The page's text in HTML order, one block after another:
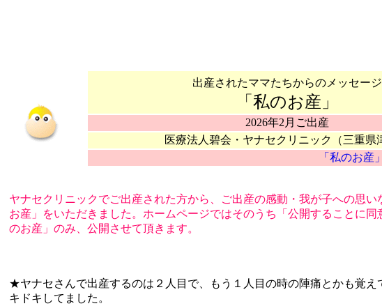
出産されたママたちからのメッセージ
「私のお産」
2026年2月ご出産
医療法人碧会・ヤナセクリニック（三重県
「私のお産
ヤナセクリニックでご出産された方から、ご出産の感動・我が子への思
お産」をいただきました。ホームページではそのうち「公開することに同
のお産」のみ、公開させて頂きます。
★ヤナセさんで出産するのは２人目で、もう１人目の時の陣痛とかも覚え
キドキしてました。